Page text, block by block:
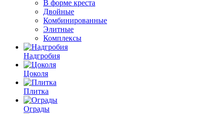
В форме креста
Двойные
Комбинированные
Элитные
Комплексы
Надгробия
Цоколя
Плитка
Ограды